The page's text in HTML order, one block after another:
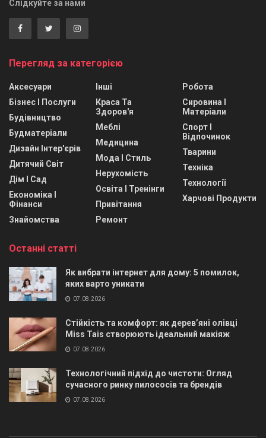
Слідкуйте за нами
Перегляд за категорією
Аксесуари
Бізнес І Послуги
Будівництво
Будматеріали
Дизайн Інтер'єрів
Дитячий Світ
Дім І Сад
Економіка І
Фінанси
Знайомства
Інші
Краса Та
Здоров'я
Меблі
Медицина
Мода І Стиль
Нерухомість
Освіта І Тренінги
Привітання
Ремонт
Робота
Сировина І
Матеріали
Спорт І
Відпочинок
Тварини
Техніка
Технології
Харчові Продукти
Останні статті
Як вибрати інтернет для дому: 5 помилок,
яких варто уникати
07.08.2026
Стійкість та комфорт: як дерев’яні олівці
Miss Tais створюють ідеальний макіяж
07.08.2026
Технологічний підхід до чистоти: Огляд
сучасного ринку пилососів та брендів
07.08.2026